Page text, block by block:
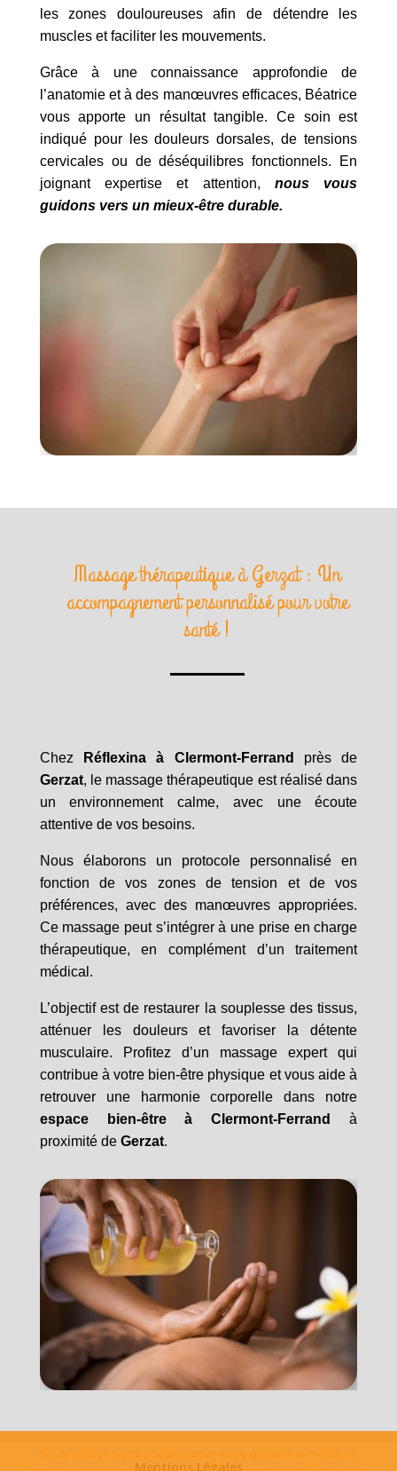
les zones douloureuses afin de détendre les
muscles et faciliter les mouvements.
Grâce à une connaissance approfondie de
l’anatomie et à des manœuvres efficaces, Béatrice
vous apporte un résultat tangible. Ce soin est
indiqué pour les douleurs dorsales, de tensions
cervicales ou de déséquilibres fonctionnels. En
joignant expertise et attention, nous vous
guidons vers un mieux-être durable.
Massage thérapeutique à Gerzat : Un
accompagnement personnalisé pour votre
santé !
Chez Réflexina à Clermont-Ferrand
près de
Gerzat, le massage thérapeutique est réalisé dans
un environnement calme, avec une écoute
attentive de vos besoins.
Nous élaborons un protocole personnalisé en
fonction de vos zones de tension et de vos
préférences, avec des manœuvres appropriées.
Ce massage peut s’intégrer à une prise en charge
thérapeutique, en complément d’un traitement
médical.
L’objectif est de restaurer la souplesse des tissus,
atténuer les douleurs et favoriser la détente
musculaire. Profitez d’un massage expert qui
contribue à votre bien-être physique et vous aide à
retrouver une harmonie corporelle dans notre
espace bien-être à
Clermont-Ferrand
à
proximité de Gerzat.
Mentions Légales